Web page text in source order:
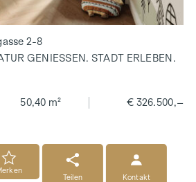
2-8
GENIESSEN. STADT ERLEBEN.
50,40 m² € 326.500,–
Teilen
Kontakt